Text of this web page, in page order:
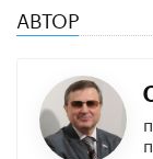
АВТОР